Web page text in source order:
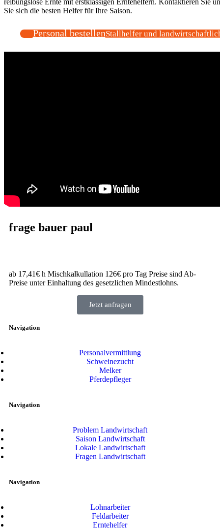
reibungslose Ernte mit erstklassigen Erntehelfern. Kontaktieren Sie
Sie sich die besten Helfer für Ihre Saison.
Personal bestellenStallhelfer und
frage bauer paul
ab 17,41€ h Mischkalkullation 126€ pro Tag Preise sind Ab-
Preise unter Einhaltung des gesetzlichen Mindestlohns.
Jetzt anfragen
Navigation
Personalvermittlung
Schweinezucht
Melker
Pferdepfleger
Navigation
Problem Landwirtschaft
Saison Landwirtschaft
Lokale Landwirtschaft
Fragen Landwirtschaft
Navigation
Lohnarbeiter
Feldarbeiter
Erntehelfer